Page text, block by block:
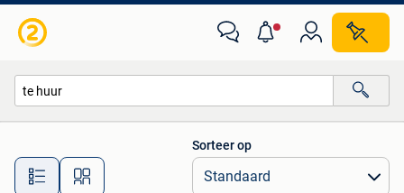
Alle afstanden…
Sorteer op